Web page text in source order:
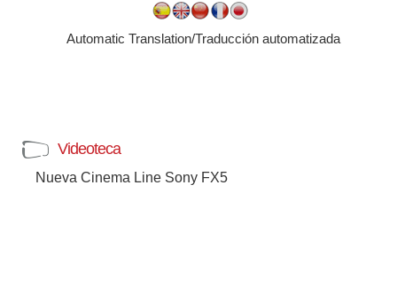
Automatic Translation/Traducción automatizada
Videoteca
Nueva Cinema Line Sony FX5